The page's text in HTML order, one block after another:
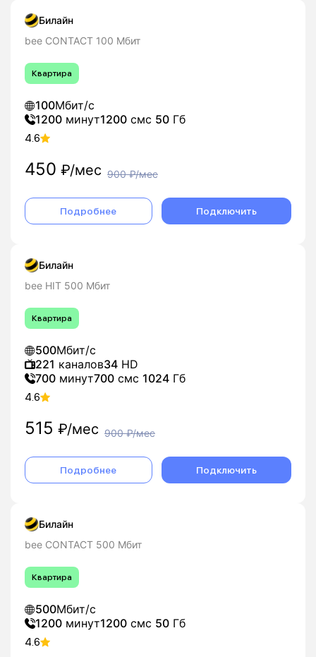
Билайн
bee CONTACT 100 Мбит
Квартира
100Мбит/с
1200 минут1200 смс 50 Гб
4.6
450 ₽/мес 900₽/мес
Подробнее Подключить
Билайн
bee HIT 500 Мбит
Квартира
500Мбит/с
221 каналов34 HD
700 минут700 смс 1024 Гб
4.6
515 ₽/мес 900₽/мес
Подробнее Подключить
Билайн
bee CONTACT 500 Мбит
Квартира
500Мбит/с
1200 минут1200 смс 50 Гб
4.6